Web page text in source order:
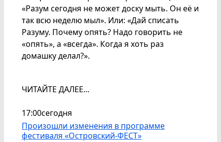
«Разум сегодня не может доску мыть. Он её и
так всю неделю мыл». Или: «Дай списать
Разуму. Почему опять? Надо говорить не
«опять», а «всегда». Когда я хоть раз
домашку делал?».
ЧИТАЙТЕ ДАЛЕЕ...
17:00сегодня
Произошли изменения в программе
фестиваля «Островский-ФЕСТ»